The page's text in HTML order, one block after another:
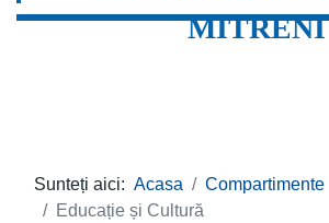
MITRENI
Sunteți aici: Acasa
Compartimente
Educație și Cultură